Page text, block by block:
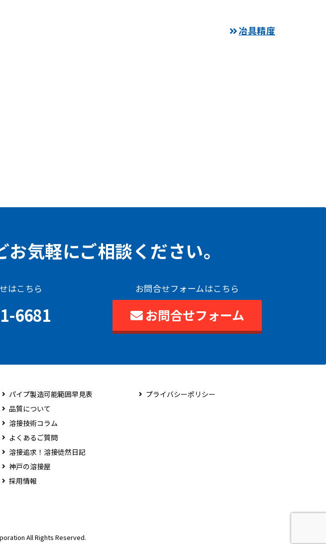
冶具精度
気軽にご相談ください。
はこちら
6681
お問合せフォームはこちら
お問合せフォーム
パイプ製造可能範囲早見表
品質について
溶接技術コラム
よくあるご質問
溶接追求！溶接徒然日記
神戸の溶接屋
採用情報
プライバシーポリシー
All Rights Reserved.